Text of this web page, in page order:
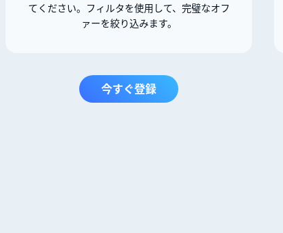
てください。フィルタを使用して、完璧なオフ
ァーを絞り込みます。
今すぐ登録